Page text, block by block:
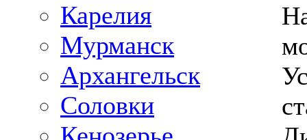
Карелия
Мурманск
Архангельск
Соловки